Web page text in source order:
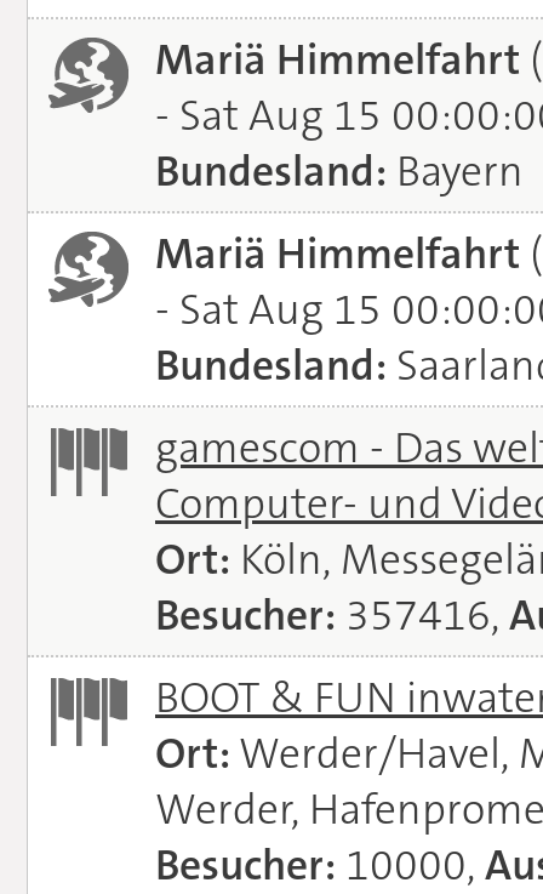
Mariä Himmelfahrt
- Sat Aug 15
Bundesland: Bayern
Mariä Himmelfahrt
- Sat Aug 15
Bundesland:
gamescom - Das
Computer- und
Ort: Köln,
Besucher: 357416,
BOOT & FUN
Ort: Werder/Havel,
Werder,
Besucher: 10000,